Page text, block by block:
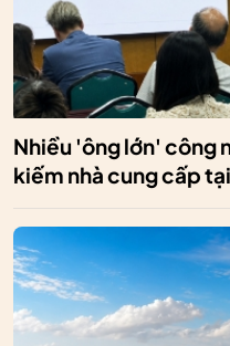
Nhiều 'ông lớn' công
kiếm nhà cung cấp